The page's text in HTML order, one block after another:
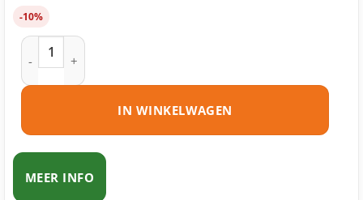
-10%
Brother LC900 BK inktcartridge zwart huismerk aantal
IN WINKELWAGEN
MEER INFO